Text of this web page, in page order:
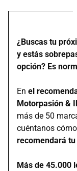
¿Buscas tu
y estás
opción? Es
En el
Motorpasión &
más de 50
cuéntanos
recomendará
Más de 45.000